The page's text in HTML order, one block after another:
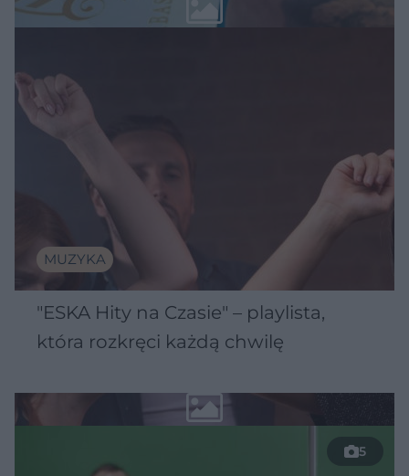
MUZYKA
"ESKA Hity na Czasie" – playlista,
która rozkręci każdą chwilę
5